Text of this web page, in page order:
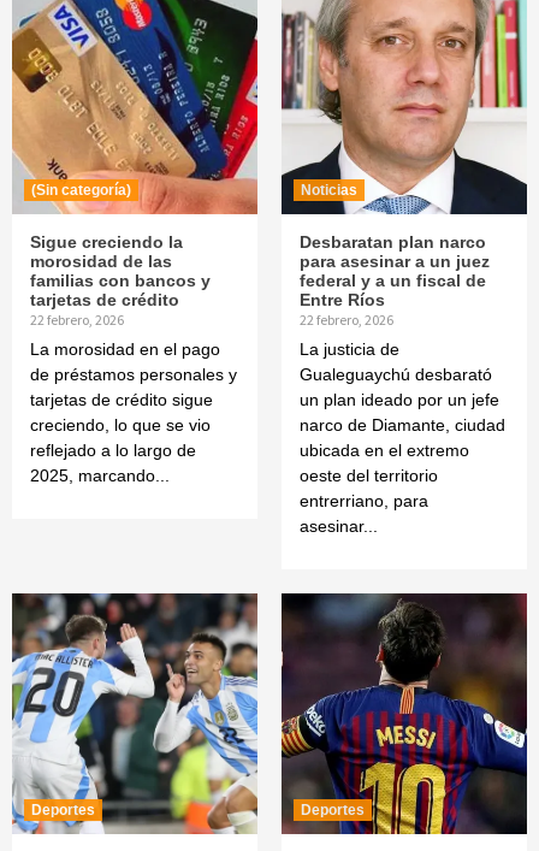
(Sin categoría)
Sigue creciendo la
morosidad de las
familias con bancos y
tarjetas de crédito
22 febrero, 2026
La morosidad en el pago
de préstamos personales y
tarjetas de crédito sigue
creciendo, lo que se vio
reflejado a lo largo de
2025, marcando...
Noticias
Desbaratan plan narco
para asesinar a un juez
federal y a un fiscal de
Entre Ríos
22 febrero, 2026
La justicia de
Gualeguaychú desbarató
un plan ideado por un jefe
narco de Diamante, ciudad
ubicada en el extremo
oeste del territorio
entrerriano, para
asesinar...
Deportes Deportes